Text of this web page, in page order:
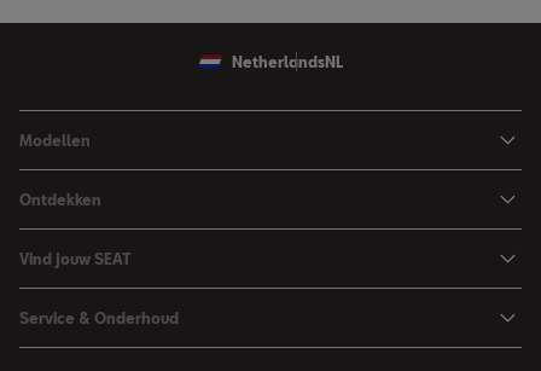
Netherlands NL
Modellen
Arona
Leon
Leon Sportstourer
Ateca
Ontdekken
Financieren
Zakelijk rijden
Vind jouw SEAT
Brochure & prijslijst
Service & Onderhoud